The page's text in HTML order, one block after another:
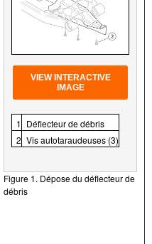
VIEW INTERACTIVE
IMAGE
1 Déflecteur de débris
2 Vis autotaraudeuses (3)
Figure 1. Dépose du déflecteur de
débris